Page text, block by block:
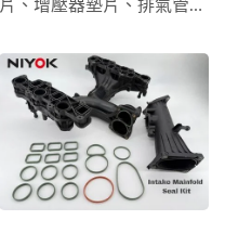
片、增壓器墊片、排氣管墊
的庫存和符合汽車規格最常
見的尺寸，種類含各大國際
機車製造商所使用墊圈，更
可依據客戶需求製造精密的
客製密封墊圈。